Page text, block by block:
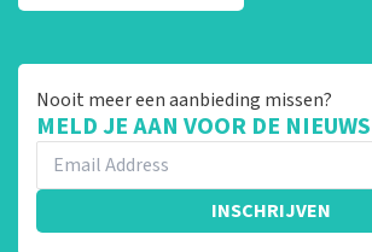
Nooit meer een aanbieding missen?
MELD JE AAN VOOR DE
INSCHRIJVEN